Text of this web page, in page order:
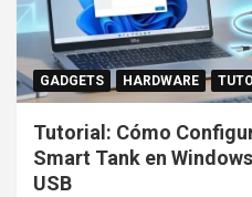
GADGETS HARDWARE
Tutorial: Cómo
Smart Tank en
USB